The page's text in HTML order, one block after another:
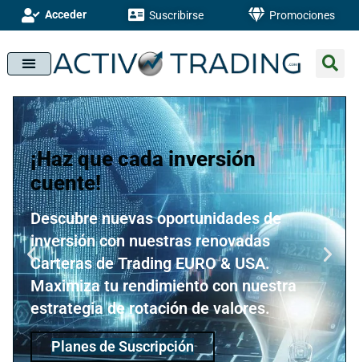
Acceder Suscribirse Promociones
¡Haz que cada inversión
cuente!
Descubre nuevas oportunidades de
inversión con nuestras renovadas
Carteras de Trading EURO & USA.
Maximiza tu rendimiento con nuestra
estrategia de rotación de valores.
Planes de Suscripción